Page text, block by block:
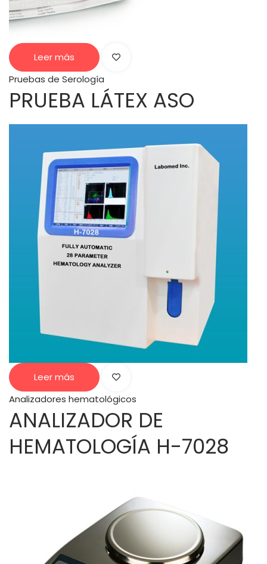
Leer más
Pruebas de Serología
PRUEBA LÁTEX ASO
Leer más
Analizadores hematológicos
ANALIZADOR DE
HEMATOLOGÍA H-7028